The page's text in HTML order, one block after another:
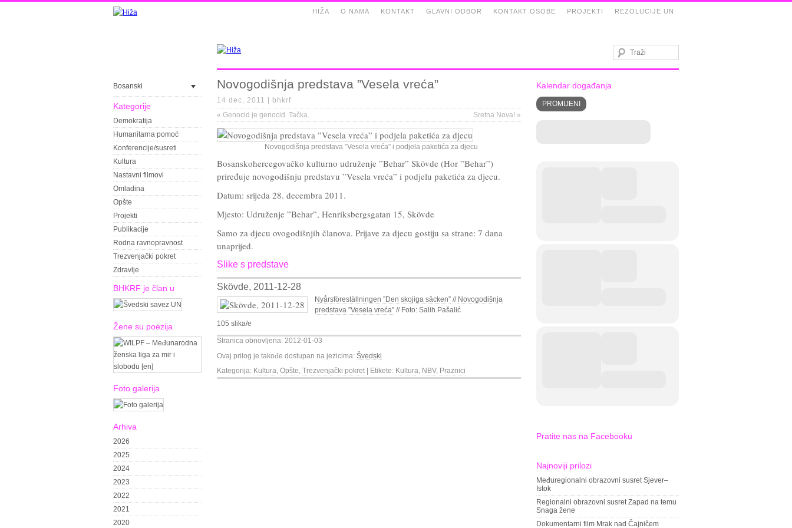
REZOLUCIJE UN
PROJEKTI
KONTAKT OSOBE
GLAVNI ODBOR
KONTAKT
O NAMA
HIŽA
Bosanski
Kategorije
Demokratija
Humanitarna pomoć
Konferencije/susreti
Kultura
Nastavni filmovi
Omladina
Opšte
Projekti
Publikacije
Rodna ravnopravnost
Trezvenjački pokret
Zdravlje
BHKRF je član u
Žene su poezija
Foto galerija
Arhiva
2026
2025
2024
2023
2022
2021
2020
Novogodišnja predstava ”Vesela vreća”
14 dec, 2011 |
bhkrf
« Genocid je genocid. Tačka. Sretna Nova! »
Novogodišnja predstava ”Vesela vreća” i podjela paketića za djecu
Bosanskohercegovačko kulturno udruženje ”Behar” Skövde (Hor ”Behar”)
priređuje novogodišnju predstavu ”Vesela vreća” i podjelu paketića za djecu.
Datum: srijeda 28. decembra 2011.
Mjesto: Udruženje ”Behar”, Henriksbergsgatan 15, Skövde
Samo za djecu ovogodišnjih članova. Prijave za djecu gostiju sa strane: 7 dana
unaprijed.
Slike s predstave
Skövde, 2011-12-28
Nyårsföreställningen ”Den skojiga säcken” // Novogodišnja
predstava ”Vesela vreća” // Foto: Salih Pašalić
105 slika/e
Stranica obnovljena: 2012-01-03
Ovaj prilog je takođe dostupan na jezicima: Švedski
Kategorija: Kultura, Opšte, Trezvenjački pokret | Etikete: Kultura, NBV, Praznici
Kalendar događanja
PROMIJENI
Pratite nas na Facebooku
Najnoviji prilozi
Međuregionalni obrazovni susret Sjever–
Istok
Regionalni obrazovni susret Zapad na temu
Snaga žene
Dokumentarni film Mrak nad Čajničem